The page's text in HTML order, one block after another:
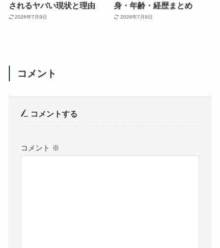
されるヤバい現状と理由
2026年7月9日
身・年齢・経歴まとめ
2026年7月9日
コメント
コメントする
コメント ※